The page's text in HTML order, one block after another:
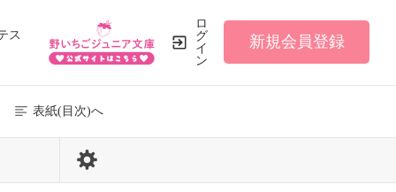
ス
ロ
グ
イ
ン
新規会員登録
表紙(目次)へ
48 / 90